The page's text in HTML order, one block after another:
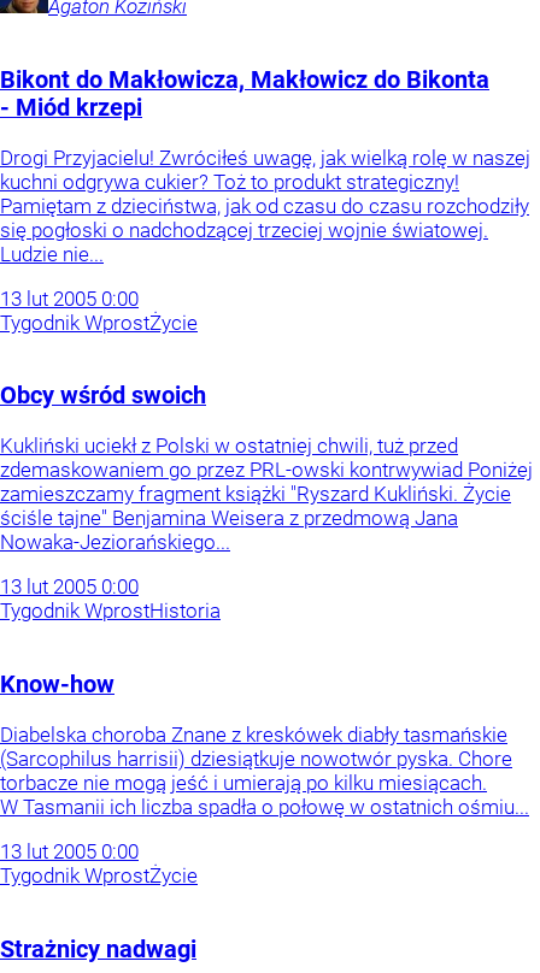
Agaton Koziński
Bikont do Makłowicza, Makłowicz do Bikonta
- Miód krzepi
Drogi Przyjacielu! Zwróciłeś uwagę, jak wielką rolę w naszej
kuchni odgrywa cukier? Toż to produkt strategiczny!
Pamiętam z dzieciństwa, jak od czasu do czasu rozchodziły
się pogłoski o nadchodzącej trzeciej wojnie światowej.
Ludzie nie...
13 lut 2005 0:00
Tygodnik WprostŻycie
Obcy wśród swoich
Kukliński uciekł z Polski w ostatniej chwili, tuż przed
zdemaskowaniem go przez PRL-owski kontrwywiad Poniżej
zamieszczamy fragment książki "Ryszard Kukliński. Życie
ściśle tajne" Benjamina Weisera z przedmową Jana
Nowaka-Jeziorańskiego...
13 lut 2005 0:00
Tygodnik WprostHistoria
Know-how
Diabelska choroba Znane z kreskówek diabły tasmańskie
(Sarcophilus harrisii) dziesiątkuje nowotwór pyska. Chore
torbacze nie mogą jeść i umierają po kilku miesiącach.
W Tasmanii ich liczba spadła o połowę w ostatnich ośmiu...
13 lut 2005 0:00
Tygodnik WprostŻycie
Strażnicy nadwagi